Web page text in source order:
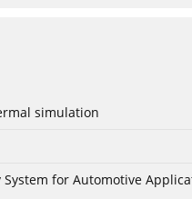
simulation
for Automotive